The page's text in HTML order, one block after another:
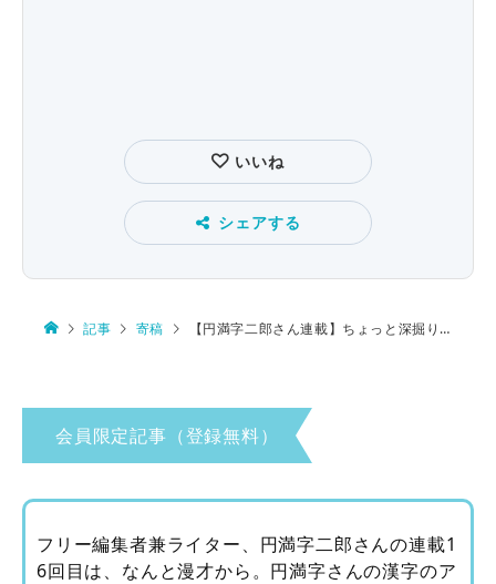
いいね
シェアする
記事 寄稿 【円満字二郎さん連載】ちょっと深掘り漢字ニュース第16回 漫才の漢字ネタについて考える
会員限定記事（登録無料）
フリー編集者兼ライター、円満字二郎さんの連載1
6回目は、なんと漫才から。円満字さんの漢字のア